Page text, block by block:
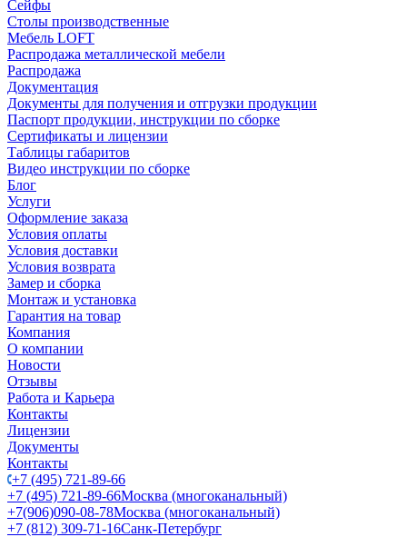
Сейфы
Столы производственные
Мебель LOFT
Распродажа металлической мебели
Распродажа
Документация
Документы для получения и отгрузки продукции
Паспорт продукции, инструкции по сборке
Сертификаты и лицензии
Таблицы габаритов
Видео инструкции по сборке
Блог
Услуги
Оформление заказа
Условия оплаты
Условия доставки
Условия возврата
Замер и сборка
Монтаж и установка
Гарантия на товар
Компания
О компании
Новости
Отзывы
Работа и Карьера
Контакты
Лицензии
Документы
Контакты
+7 (495) 721-89-66
+7 (495) 721-89-66Москва (многоканальный)
+7(906)090-08-78Москва (многоканальный)
+7 (812) 309-71-16Санк-Петербург